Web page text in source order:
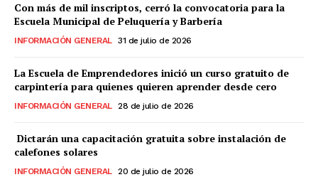
Con más de mil inscriptos, cerró la convocatoria para la
Escuela Municipal de Peluquería y Barbería
INFORMACIÓN GENERAL 31 de julio de 2026
La Escuela de Emprendedores inició un curso gratuito de
carpintería para quienes quieren aprender desde cero
INFORMACIÓN GENERAL 28 de julio de 2026
Dictarán una capacitación gratuita sobre instalación de
calefones solares
INFORMACIÓN GENERAL 20 de julio de 2026